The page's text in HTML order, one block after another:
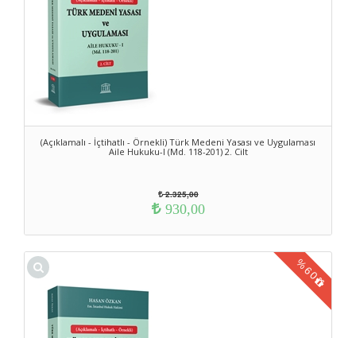
(Açıklamalı - İçtihatlı - Örnekli) Türk Medeni Yasası ve Uygulaması
Aile Hukuku-I (Md. 118-201) 2. Cilt
2.325,00
930,00
%
60